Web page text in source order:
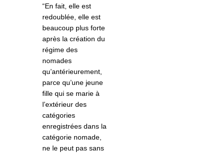
“En fait, elle est
redoublée, elle est
beaucoup plus forte
après la création du
régime des
nomades
qu’antérieurement,
parce qu’une jeune
fille qui se marie à
l’extérieur des
catégories
enregistrées dans la
catégorie nomade,
ne le peut pas sans